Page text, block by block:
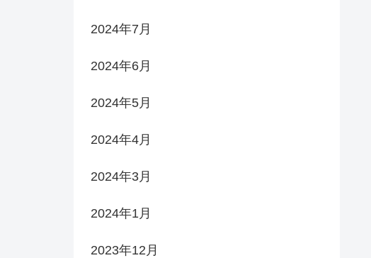
2024年7月
2024年6月
2024年5月
2024年4月
2024年3月
2024年1月
2023年12月